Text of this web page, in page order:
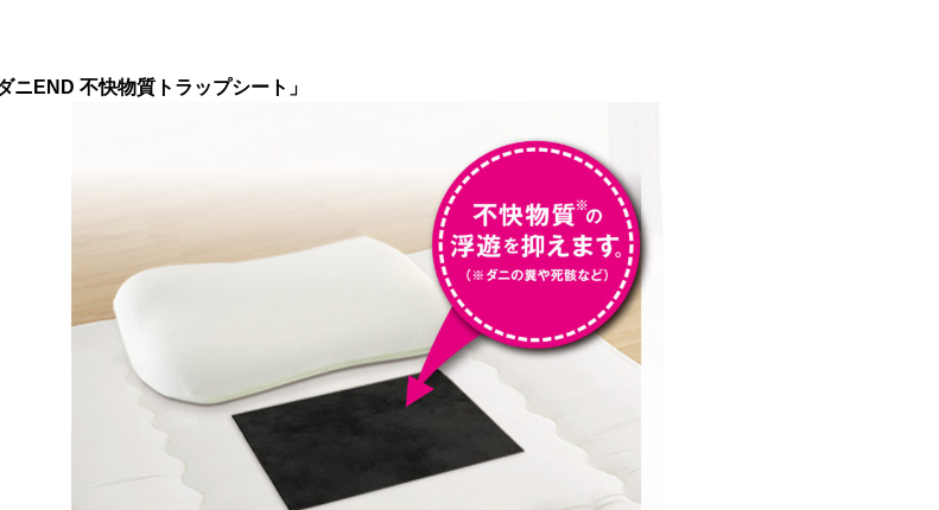
ダニEND 不快物質トラップシート」